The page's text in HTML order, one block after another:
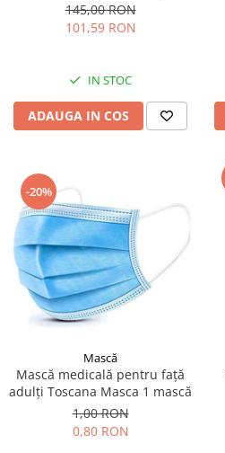
145,00 RON
101,59 RON
IN STOC
ADAUGA IN COS
-20%
Mască
Mască medicală pentru față
adulți Toscana Masca 1 mască
1,00 RON
0,80 RON